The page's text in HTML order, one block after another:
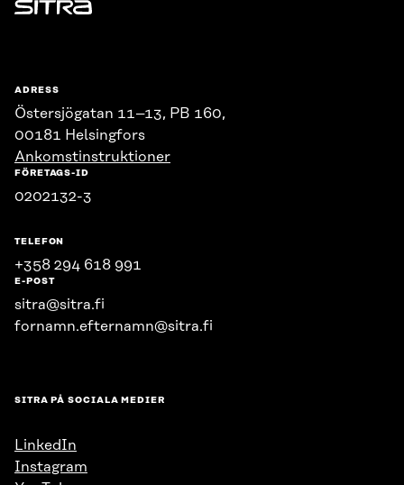
Sitra
ADRESS
Östersjögatan 11–13, PB 160,
00181 Helsingfors
Ankomstinstruktioner
FÖRETAGS-ID
0202132-3
TELEFON
+358 294 618 991
E-POST
sitra@sitra.fi
fornamn.efternamn@sitra.fi
SITRA PÅ SOCIALA MEDIER
LinkedIn
Instagram